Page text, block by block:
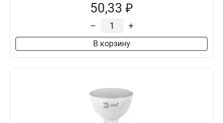
50,33 ₽
– +
В корзину